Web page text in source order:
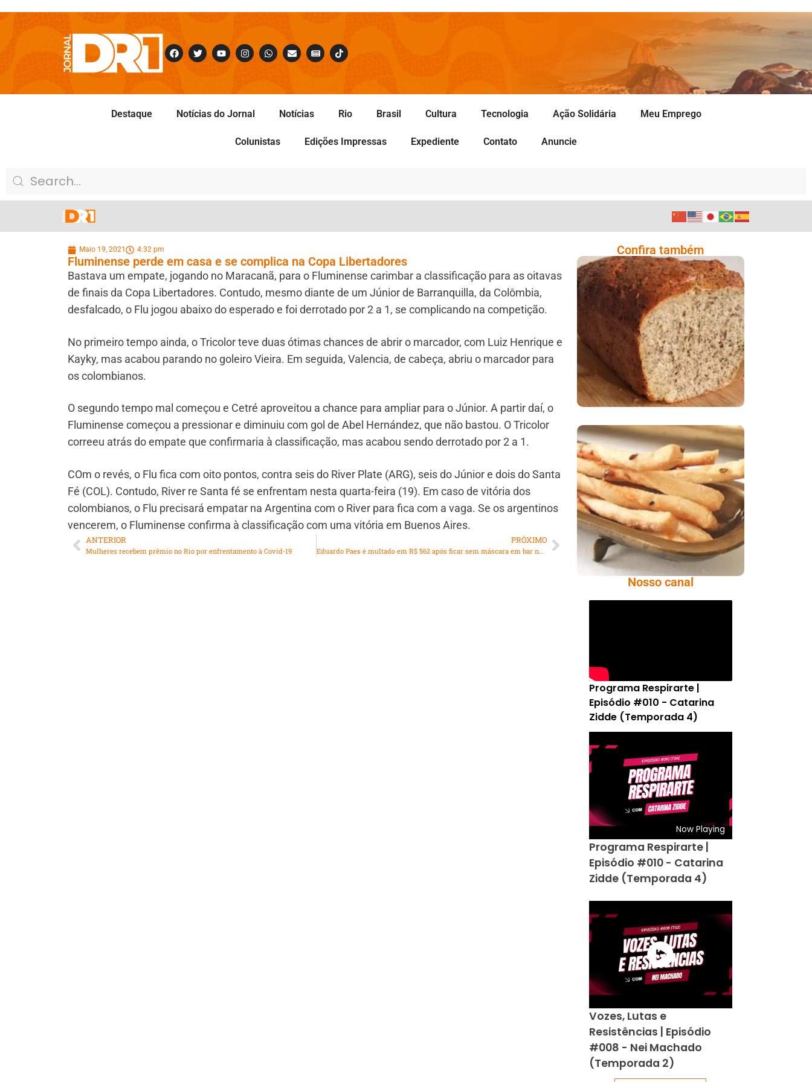
Destaque Notícias do Jornal Notícias Rio Brasil Cultura Tecnologia Ação Solidária Meu Emprego
Colunistas Edições Impressas Expediente Contato Anuncie
Maio 19, 2021 4:32 pm
Fluminense perde em casa e se complica na Copa Libertadores
Bastava um empate, jogando no Maracanã, para o Fluminense carimbar a classificação para as oitavas
de finais da Copa Libertadores. Contudo, mesmo diante de um Júnior de Barranquilla, da Colômbia,
desfalcado, o Flu jogou abaixo do esperado e foi derrotado por 2 a 1, se complicando na competição.
No primeiro tempo ainda, o Tricolor teve duas ótimas chances de abrir o marcador, com Luiz Henrique e
Kayky, mas acabou parando no goleiro Vieira. Em seguida, Valencia, de cabeça, abriu o marcador para
os colombianos.
O segundo tempo mal começou e Cetré aproveitou a chance para ampliar para o Júnior. A partir daí, o
Fluminense começou a pressionar e diminuiu com gol de Abel Hernández, que não bastou. O Tricolor
correeu atrás do empate que confirmaria à classificação, mas acabou sendo derrotado por 2 a 1.
COm o revés, o Flu fica com oito pontos, contra seis do River Plate (ARG), seis do Júnior e dois do Santa
Fé (COL). Contudo, River re Santa fé se enfrentam nesta quarta-feira (19). Em caso de vitória dos
colombianos, o Flu precisará empatar na Argentina com o River para fica com a vaga. Se os argentinos
vencerem, o Fluminense confirma à classificação com uma vitória em Buenos Aires.
ANTERIOR
Mulheres recebem prêmio no Rio por enfrentamento à Covid-19
PRÓXIMO
Eduardo Paes é multado em R$ 562 após ficar sem máscara em bar no Rio de Janeiro
Confira também
Comer Bem: Pão Low
Carb
Comer Bem:
Palitinhos De Cebola
E Salsa
Nosso canal
Programa Respirarte |
Episódio #010 - Catarina
Zidde (Temporada 4)
Now Playing
Programa Respirarte |
Episódio #010 - Catarina
Zidde (Temporada 4)
Vozes, Lutas e
Resistências | Episódio
#008 - Nei Machado
(Temporada 2)